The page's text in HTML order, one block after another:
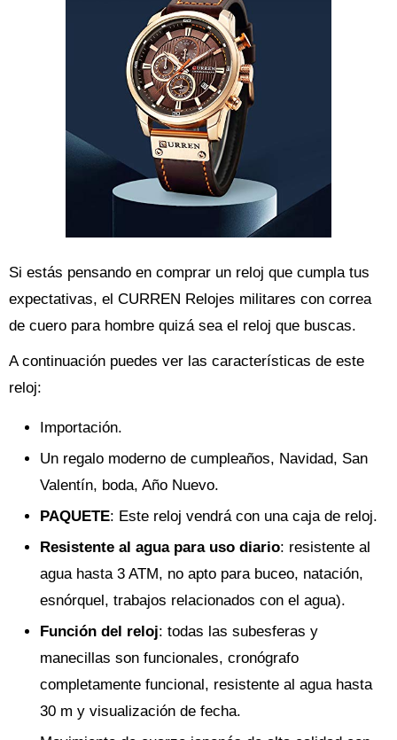
Si estás pensando en comprar un reloj que cumpla tus
expectativas, el CURREN Relojes militares con correa
de cuero para hombre quizá sea el reloj que buscas.
A continuación puedes ver las características de este
reloj:
Importación.
Un regalo moderno de cumpleaños, Navidad, San
Valentín, boda, Año Nuevo.
PAQUETE: Este reloj vendrá con una caja de reloj.
Resistente al agua para uso diario: resistente al
agua hasta 3 ATM, no apto para buceo, natación,
esnórquel, trabajos relacionados con el agua).
Función del reloj: todas las subesferas y
manecillas son funcionales, cronógrafo
completamente funcional, resistente al agua hasta
30 m y visualización de fecha.